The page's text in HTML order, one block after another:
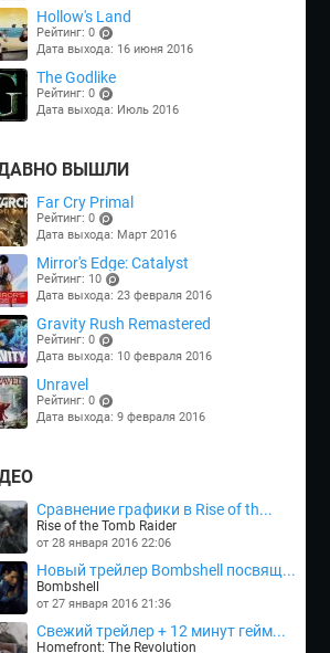
Hollow's Land
Рейтинг: 0
(points)
Дата выхода: 16 июня 2016
The Godlike
Рейтинг: 0
(points)
Дата выхода: Июль 2016
ВЫШЛИ
Far Cry Primal
Рейтинг: 0
(points)
Дата выхода: Март 2016
Mirror's Edge: Catalyst
Рейтинг: 10
(points)
Дата выхода: 23 февраля 2016
Gravity Rush Remastered
Рейтинг: 0
(points)
Дата выхода: 10 февраля 2016
Unravel
Рейтинг: 0
(points)
Дата выхода: 9 февраля 2016
Сравнение графики в Rise of th...
Rise of the Tomb Raider
от 28 января 2016 22:06
Новый трейлер Bombshell посвящ...
Bombshell
от 27 января 2016 21:36
Cвежий трейлер + 12 минут гейм...
Homefront: The Revolution